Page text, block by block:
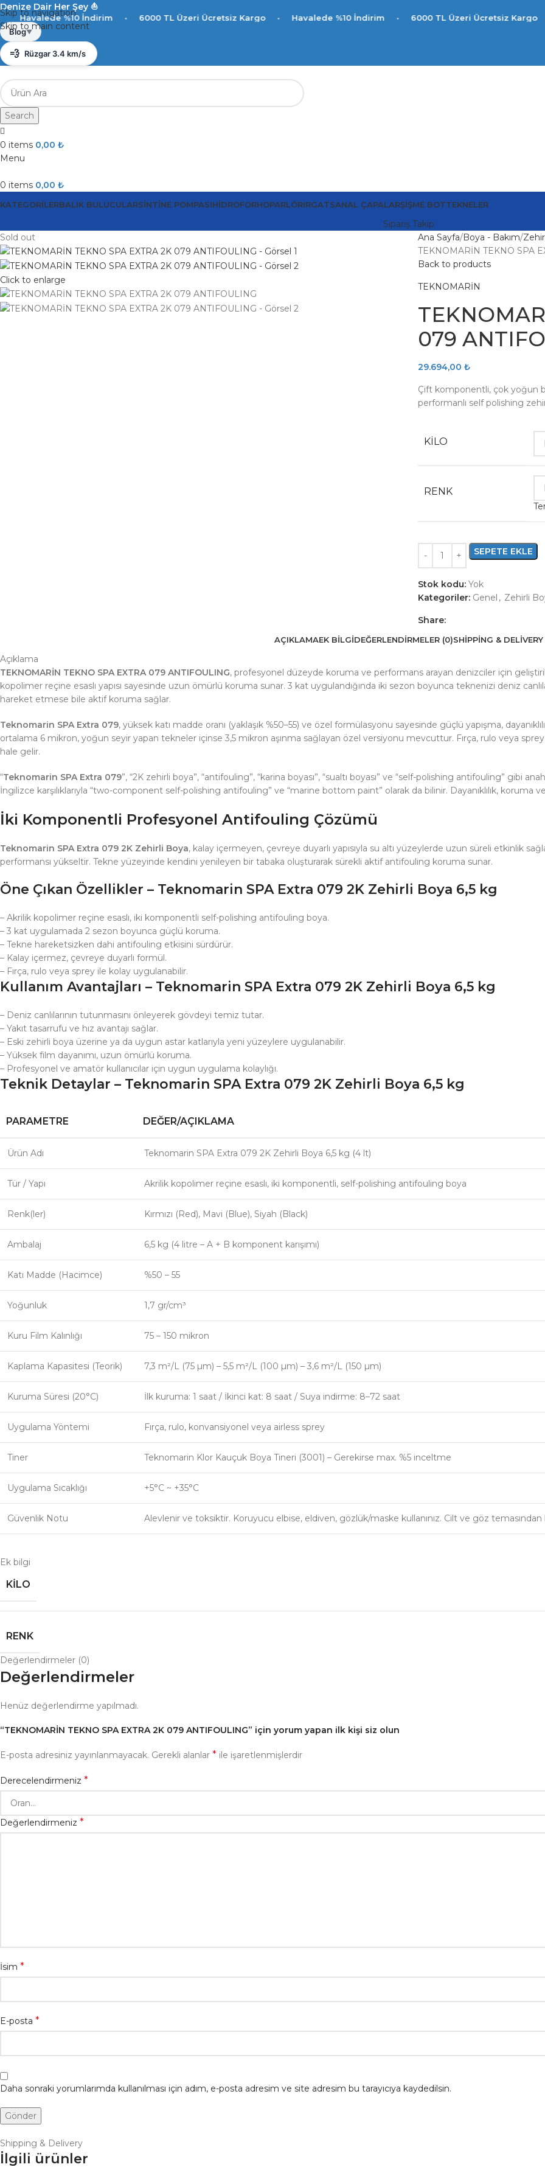
Skip to navigation
Skip to main content
Denize Dair Her Şey ⛵️
%10 İndirim • 6000 TL Üzeri Ücretsiz Kargo • Havalede %10 İndirim •
6000 TL Üzeri Ücretsiz Kargo
Blog▼
☀️ Antalya 29°C
💨 Rüzgar 3.4 km/s
💧 Nem %87
Search
0 items 0,00 ₺
Menu
0 items 0,00 ₺
KATEGORILERBALIK BULUCULARSINTINE POMPASIHIDROFORHOPARLÖRIRGATSANAL ÇAPALARŞIŞME BOTTEKNELER
Sipariş Takip
Sold out
Click to enlarge
Ana Sayfa Boya - Bakım
TEKNOMARİN TEKNO SPA
Back to products
TEKNOMARİN
079
29.694,00 ₺
Çift komponentli, çok yoğun
performanlı self polishing
KILO
RENK
SEPETE EKLE
Stok kodu: Yok
Kategoriler: Genel , Zehirli
Share:
AÇIKLAMAEK BILGIDEĞERLENDIRMELER (0)SHIPPING & DELIVERY
Açıklama
TEKNOMARİN TEKNO SPA EXTRA 079 ANTIFOULING, profesyonel düzeyde koruma ve performans arayan denizciler için
kopolimer reçine esaslı yapısı sayesinde uzun ömürlü koruma sunar. 3 kat uygulandığında iki sezon boyunca teknenizi deniz
hareket etmese bile aktif koruma sağlar.
Teknomarin SPA Extra 079, yüksek katı madde oranı (yaklaşık %50–55) ve özel formülasyonu sayesinde güçlü yapışma,
ortalama 6 mikron, yoğun seyir yapan tekneler içinse 3,5 mikron aşınma sağlayan özel versiyonu mevcuttur. Fırça, rulo veya sprey
hale gelir.
“Teknomarin SPA Extra 079”, “2K zehirli boya”, “antifouling”, “karina boyası”, “sualtı boyası” ve “self-polishing antifouling”
İngilizce karşılıklarıyla “two-component self-polishing antifouling” ve “marine bottom paint” olarak da bilinir. Dayanıklılık,
İki Komponentli Profesyonel Antifouling Çözümü
Teknomarin SPA Extra 079 2K Zehirli Boya, kalay içermeyen, çevreye duyarlı yapısıyla su altı yüzeylerde uzun süreli etkinlik
performansı yükseltir. Tekne yüzeyinde kendini yenileyen bir tabaka oluşturarak sürekli aktif antifouling koruma sunar.
Öne Çıkan Özellikler – Teknomarin SPA Extra 079 2K Zehirli Boya 6,5 kg
– Akrilik kopolimer reçine esaslı, iki komponentli self-polishing antifouling boya.
– 3 kat uygulamada 2 sezon boyunca güçlü koruma.
– Tekne hareketsizken dahi antifouling etkisini sürdürür.
– Kalay içermez, çevreye duyarlı formül.
– Fırça, rulo veya sprey ile kolay uygulanabilir.
Kullanım Avantajları – Teknomarin SPA Extra 079 2K Zehirli Boya 6,5 kg
– Deniz canlılarının tutunmasını önleyerek gövdeyi temiz tutar.
– Yakıt tasarrufu ve hız avantajı sağlar.
– Eski zehirli boya üzerine ya da uygun astar katlarıyla yeni yüzeylere uygulanabilir.
– Yüksek film dayanımı, uzun ömürlü koruma.
– Profesyonel ve amatör kullanıcılar için uygun uygulama kolaylığı.
Teknik Detaylar – Teknomarin SPA Extra 079 2K Zehirli Boya 6,5 kg
PARAMETRE DEĞER/AÇIKLAMA
Ürün Adı Teknomarin SPA Extra 079 2K Zehirli Boya 6,5 kg (4 lt)
Tür / Yapı Akrilik kopolimer reçine esaslı, iki komponentli, self-polishing antifouling boya
Renk(ler) Kırmızı (Red), Mavi (Blue), Siyah (Black)
Ambalaj 6,5 kg (4 litre – A + B komponent karışımı)
Katı Madde (Hacimce) %50 – 55
Yoğunluk 1,7 gr/cm³
Kuru Film Kalınlığı 75 – 150 mikron
Kaplama Kapasitesi (Teorik) 7,3 m²/L (75 µm) – 5,5 m²/L (100 µm) – 3,6 m²/L (150 µm)
Kuruma Süresi (20°C) İlk kuruma: 1 saat / İkinci kat: 8 saat / Suya indirme: 8–72 saat
Uygulama Yöntemi Fırça, rulo, konvansiyonel veya airless sprey
Tiner Teknomarin Klor Kauçuk Boya Tineri (3001) – Gerekirse max. %5 inceltme
Uygulama Sıcaklığı +5°C ~ +35°C
Güvenlik Notu Alevlenir ve toksiktir. Koruyucu elbise, eldiven, gözlük/maske kullanınız. Cilt ve göz temasından
Ek bilgi
KILO
RENK
Değerlendirmeler (0)
Değerlendirmeler
Henüz değerlendirme yapılmadı.
“TEKNOMARİN TEKNO SPA EXTRA 2K 079 ANTIFOULING” için yorum yapan ilk kişi siz olun
E-posta adresiniz yayınlanmayacak. Gerekli alanlar * ile işaretlenmişlerdir
Derecelendirmeniz *
Değerlendirmeniz *
İsim *
E-posta *
Daha sonraki yorumlarımda kullanılması için adım, e-posta adresim ve site adresim bu tarayıcıya kaydedilsin.
Shipping & Delivery
İlgili ürünler